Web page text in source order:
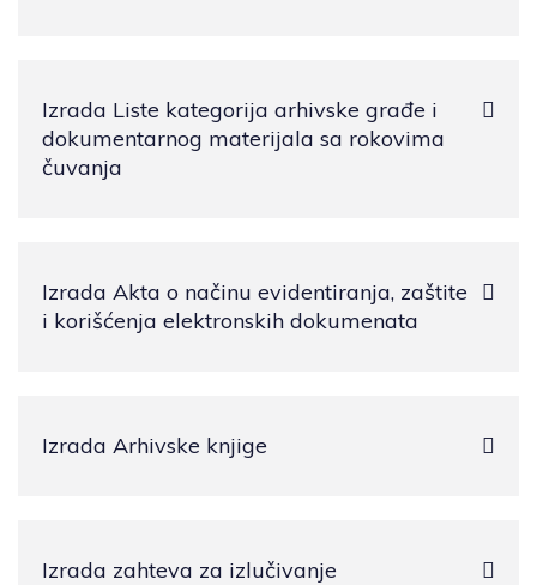
Izrada Liste kategorija arhivske građe i
dokumentarnog materijala sa rokovima
čuvanja
Izrada Akta o načinu evidentiranja, zaštite
i korišćenja elektronskih dokumenata
Izrada Arhivske knjige
Izrada zahteva za izlučivanje